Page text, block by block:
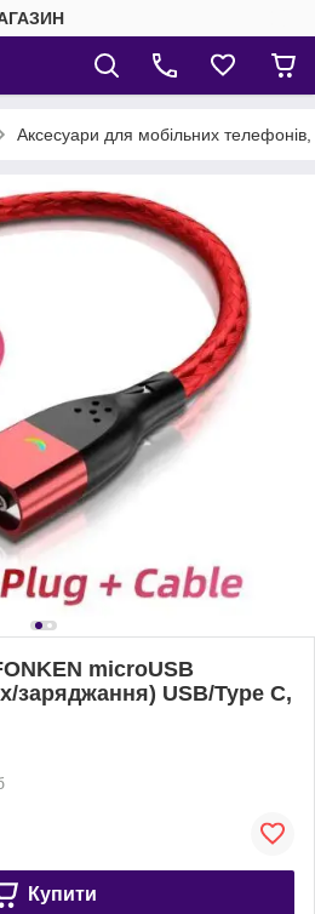
Аксесуари для мобільних
microUSB
заряджання) USB/Type C,
Купити